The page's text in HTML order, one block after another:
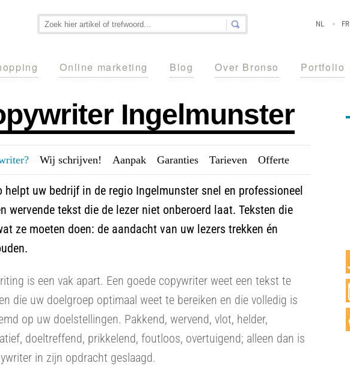
NL FR
Online marketing Blog Over Bronso Portfolio
Ingelmunster
--- Wij schrijven! Aanpak--- Garanties--- Tarieven--- Offerte
helpt uw bedrijf in de regio Ingelmunster snel en professioneel
wervende tekst die de lezer niet onberoerd laat. Teksten die
ze moeten doen: de aandacht van uw lezers trekken én
is een vak apart. Een goede copywriter weet een tekst te
die uw doelgroep optimaal weet te bereiken en die volledig is
op uw doelstellingen. Pakkend, wervend, vlot, helder,
doeltreffend, prikkelend, foutloos, overtuigend; alleen dan is
in zijn opdracht geslaagd.